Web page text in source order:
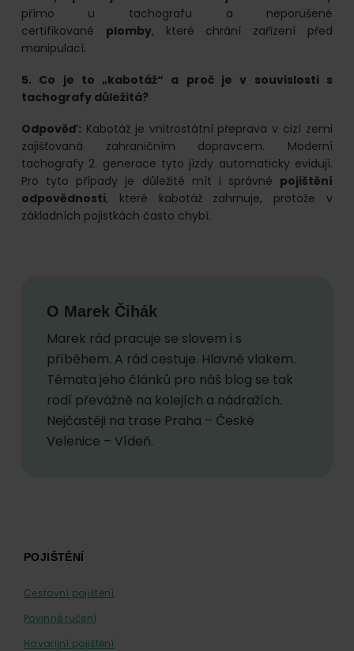
přímo u tachografu a neporušené
certifikované plomby, které chrání zařízení před
manipulací.
5. Co je to „kabotáž“ a proč je v souvislosti s
tachografy důležitá?
Odpověď: Kabotáž je vnitrostátní přeprava v cizí zemi
zajišťovaná zahraničním dopravcem. Moderní
tachografy 2. generace tyto jízdy automaticky evidují.
Pro tyto případy je důležité mít i správné pojištění
odpovědnosti, které kabotáž zahrnuje, protože v
základních pojistkách často chybí.
O Marek Čihák
Marek rád pracuje se slovem i s
příběhem. A rád cestuje. Hlavně vlakem.
Témata jeho článků pro náš blog se tak
rodí převážně na kolejích a nádražích.
Nejčastěji na trase Praha – České
Velenice – Vídeň.
FooterPOJIŠTĚNÍ
Cestovní pojištění
Povinné ručení
Havarijní pojištění